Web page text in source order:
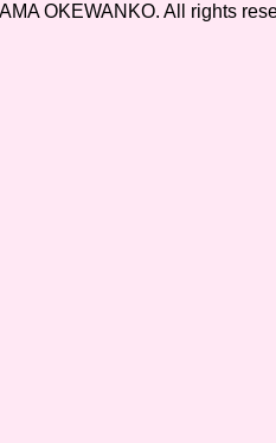
OKEWANKO. All rights